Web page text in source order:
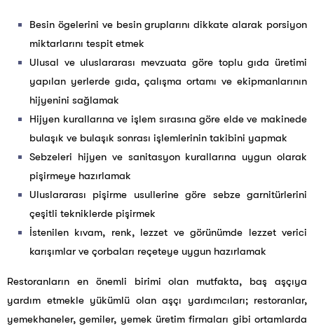
Besin ögelerini ve besin gruplarını dikkate alarak porsiyon
miktarlarını tespit etmek
Ulusal ve uluslararası mevzuata göre toplu gıda üretimi
yapılan yerlerde gıda, çalışma ortamı ve ekipmanlarının
hijyenini sağlamak
Hijyen kurallarına ve işlem sırasına göre elde ve makinede
bulaşık ve bulaşık sonrası işlemlerinin takibini yapmak
Sebzeleri hijyen ve sanitasyon kurallarına uygun olarak
pişirmeye hazırlamak
Uluslararası pişirme usullerine göre sebze garnitürlerini
çeşitli tekniklerde pişirmek
İstenilen kıvam, renk, lezzet ve görünümde lezzet verici
karışımlar ve çorbaları reçeteye uygun hazırlamak
Restoranların en önemli birimi olan mutfakta, baş aşçıya
yardım etmekle yükümlü olan aşçı yardımcıları; restoranlar,
yemekhaneler, gemiler, yemek üretim firmaları gibi ortamlarda